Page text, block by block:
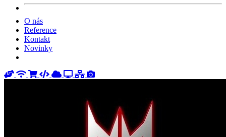
O nás
Reference
Kontakt
Novinky